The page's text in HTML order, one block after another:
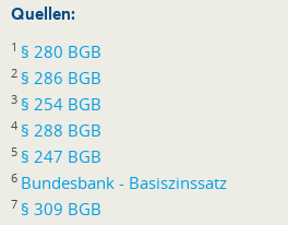
Quellen:
1 § 280 BGB
2 § 286 BGB
3 § 254 BGB
4 § 288 BGB
5 § 247 BGB
6 Bundesbank - Basiszinssatz
7 § 309 BGB